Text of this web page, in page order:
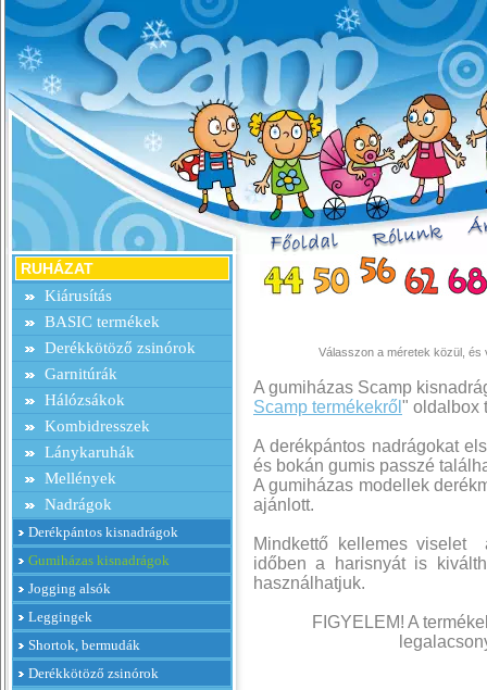
RUHÁZAT
Kiárusítás
BASIC termékek
Derékkötöző zsinórok
Garnitúrák
Hálózsákok
Kombidresszek
Lánykaruhák
Mellények
Nadrágok
Derékpántos kisnadrágok
Gumiházas kisnadrágok
Jogging alsók
Leggingek
Shortok, bermudák
Derékkötöző zsinórok
Válasszon a méretek közül, és
A gumiházas Scamp
Scamp termékekről " oldalbox
A derékpántos nadrágokat
és bokán gumis passzé
A gumiházas modellek
ajánlott.
Mindkettő kellemes viselet
időben a harisnyát is
használhatjuk.
FIGYELEM! A